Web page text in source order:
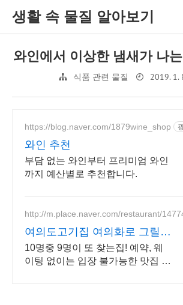
생활 속 물질 알아보기
와인에서 이상한 냄새가 나
식품 관련 물질 2019. 1.
https://blog.naver.com/1879wine_shop
와인 추천
부담 없는 와인부터 프리미엄 와인
까지 예산별로 추천합니다.
http://m.place.naver.com/restaurant/
여의도고기집 여의화로 그릴링
서비스, 대나무숲 힐링
10명중 9명이 또 찾는집! 예약, 웨
이팅 없이는 입장 불가능한 맛집 회